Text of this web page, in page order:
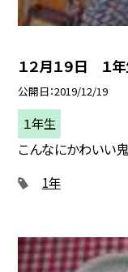
１２月１９日 １年
公開日 2019/12/19
１年生
こんなにかわいい
1年